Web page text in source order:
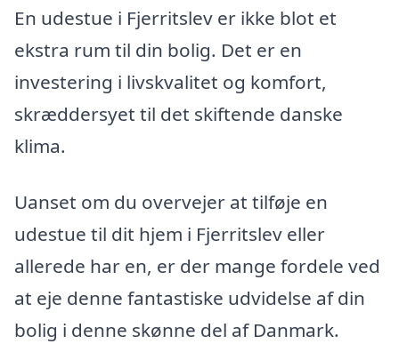
En udestue i Fjerritslev er ikke blot et
ekstra rum til din bolig. Det er en
investering i livskvalitet og komfort,
skræddersyet til det skiftende danske
klima.
Uanset om du overvejer at tilføje en
udestue til dit hjem i Fjerritslev eller
allerede har en, er der mange fordele ved
at eje denne fantastiske udvidelse af din
bolig i denne skønne del af Danmark.